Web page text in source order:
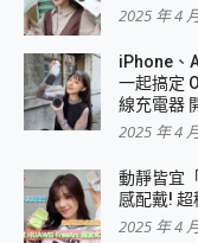
2025 年 4
iPhone、
一起搞定
線充電器
2025 年 4
動靜皆宜
感配戴!
2025 年 4